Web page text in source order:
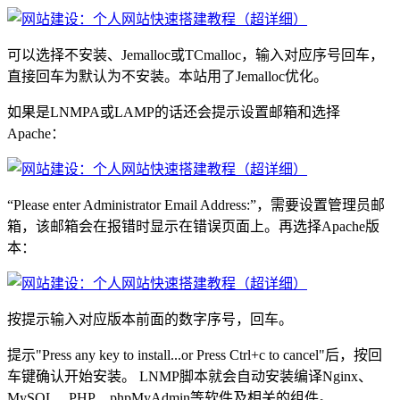
可以选择不安装、Jemalloc或TCmalloc，输入对应序号回车，
直接回车为默认为不安装。本站用了Jemalloc优化。
如果是LNMPA或LAMP的话还会提示设置邮箱和选择
Apache：
“Please enter Administrator Email Address:”，需要设置管理员邮
箱，该邮箱会在报错时显示在错误页面上。再选择Apache版
本：
按提示输入对应版本前面的数字序号，回车。
提示"Press any key to install...or Press Ctrl+c to cancel"后，按回
车键确认开始安装。 LNMP脚本就会自动安装编译Nginx、